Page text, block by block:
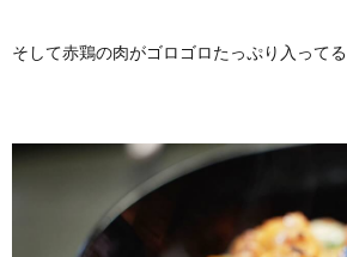
そして赤鶏の肉がゴロゴロたっぷり入ってる